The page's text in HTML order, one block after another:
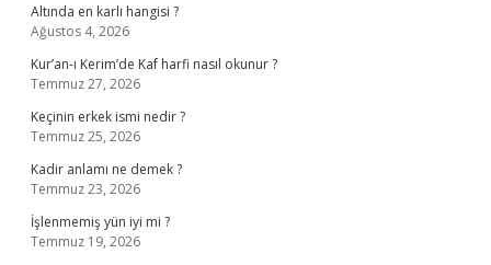
Altında en karlı hangisi ?
Ağustos 4, 2026
Kur’an-ı Kerim’de Kaf harfi nasıl okunur ?
Temmuz 27, 2026
Keçinin erkek ismi nedir ?
Temmuz 25, 2026
Kadir anlamı ne demek ?
Temmuz 23, 2026
İşlenmemiş yün iyi mi ?
Temmuz 19, 2026